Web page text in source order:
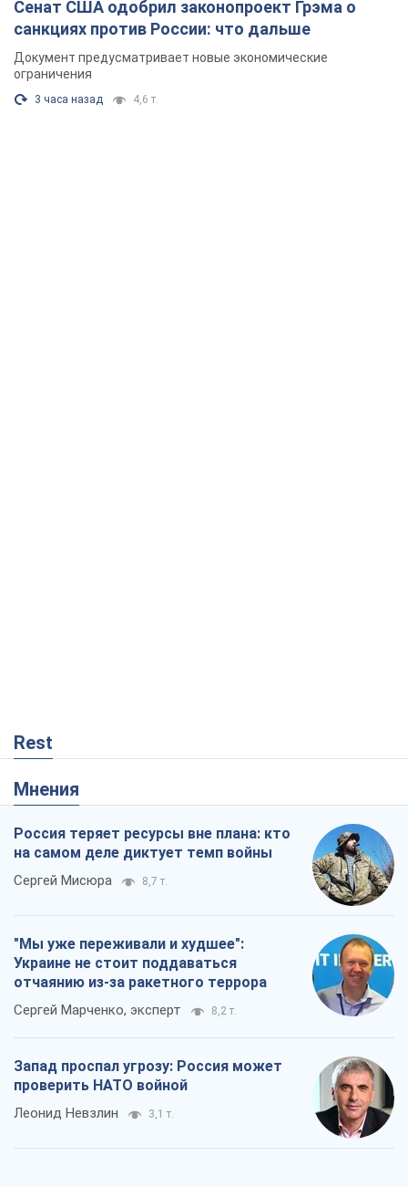
Сенат США одобрил законопроект Грэма о
санкциях против России: что дальше
Документ предусматривает новые экономические
ограничения
3 часа назад 4,6 т.
Rest
Мнения
Россия теряет ресурсы вне плана: кто
на самом деле диктует темп войны
Сергей Мисюра 8,7 т.
"Мы уже переживали и худшее":
Украине не стоит поддаваться
отчаянию из-за ракетного террора
Сергей Марченко, эксперт 8,2 т.
Запад проспал угрозу: Россия может
проверить НАТО войной
Леонид Невзлин 3,1 т.